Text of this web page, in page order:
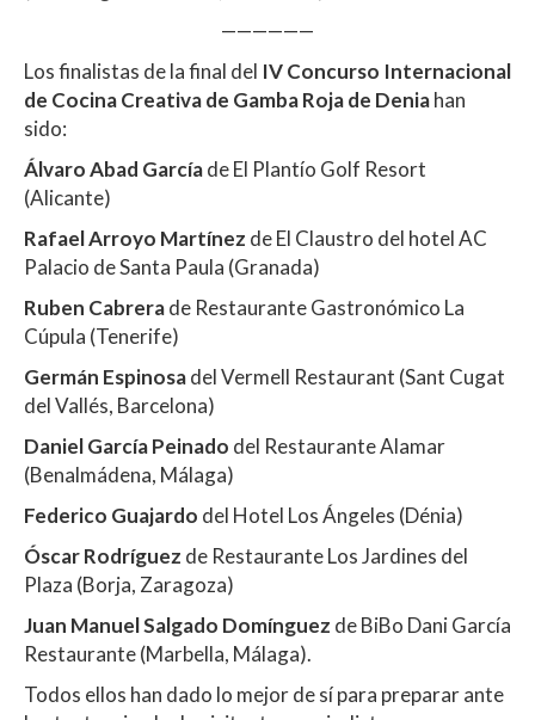
——————
Los finalistas de la final del IV Concurso Internacional
de Cocina Creativa de Gamba Roja de Deniahan
sido:
Álvaro Abad Garcíade El Plantío Golf Resort
(Alicante)
Rafael Arroyo Martínez de El Claustro del hotel AC
Palacio de Santa Paula (Granada)
Ruben Cabrerade Restaurante Gastronómico La
Cúpula (Tenerife)
Germán Espinosadel Vermell Restaurant (Sant Cugat
del Vallés, Barcelona)
Daniel García Peinado del Restaurante Alamar
(Benalmádena, Málaga)
Federico Guajardo del Hotel Los Ángeles (Dénia)
Óscar Rodríguez de Restaurante Los Jardines del
Plaza (Borja, Zaragoza)
Juan Manuel Salgado Domínguez de BiBo Dani García
Restaurante (Marbella, Málaga).
Todos ellos han dado lo mejor de sí para preparar ante